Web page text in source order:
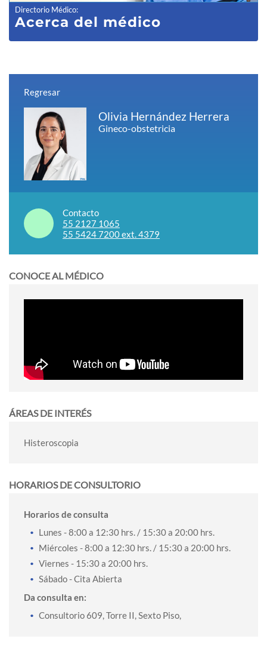
Directorio Médico:
Acerca del médico
Regresar
Olivia Hernández Herrera
Gineco-obstetricia
Contacto
55 2127 1065
55 5424 7200 ext. 4379
CONOCE AL MÉDICO
ÁREAS DE INTERÉS
Histeroscopia
HORARIOS DE CONSULTORIO
Horarios de consulta
Lunes - 8:00 a 12:30 hrs. / 15:30 a 20:00 hrs.
Miércoles - 8:00 a 12:30 hrs. / 15:30 a 20:00 hrs.
Viernes - 15:30 a 20:00 hrs.
Sábado- Cita Abierta
Da consulta en:
Consultorio 609, Torre II, Sexto Piso,